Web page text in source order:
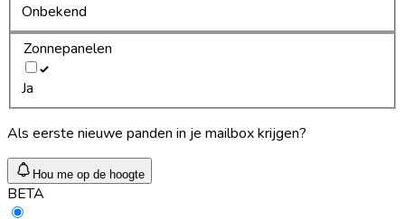
Onbekend
Zonnepanelen
Ja
Als eerste nieuwe panden in je mailbox krijgen?
Hou me op de hoogte
BETA